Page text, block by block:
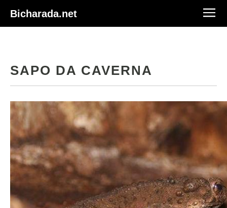
Bicharada.net
SAPO DA CAVERNA